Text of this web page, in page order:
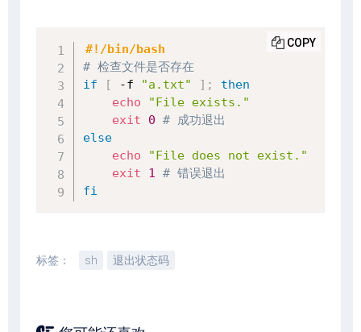
#!/bin/bash
# 检查文件是否存在
if
[ -f "a.txt" ] ;
then
echo
"File exists."
exit
0 # 成功退出
else
echo
"File does not exist."
exit
1
# 错误退出
fi
COPY
标签： sh 退出状态码